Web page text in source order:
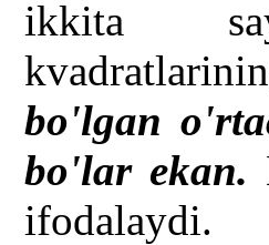
ikkita
bo'lgan
bo'lar ekan.
ifodalaydi.